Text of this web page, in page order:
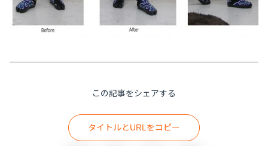
この記事をシェアする
タイトルとURLをコピー